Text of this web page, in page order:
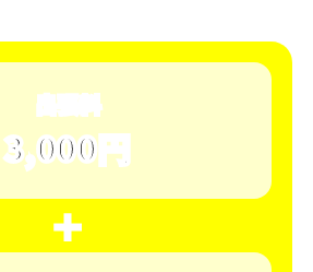
出張料
3,000円
＋